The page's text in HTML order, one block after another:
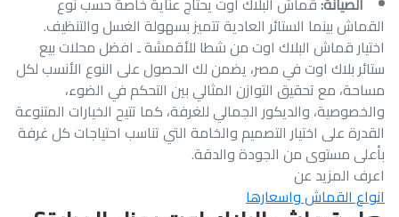
القماش بينما الستائر العادية تتميز بسهولة الغسل والتنظيف.
اختيار قماش البلاك اوت من شطا للأقمشة ـ افضل محلات بيع
ستائر بلاك اوت في مصر، يضمن لك الحصول على النوع الأنسب لكل
مساحة، مع تحقيق التوازن المثالي بين التحكم في الضوء،
والخصوصية، والديكور الجمالي للغرفة، كما تتيح الخيارات المتنوعة
القدرة على اختيار التصميم والخامة التي تناسب احتياجات كل غرفة
بأعلى مستوى من الجودة والدقة.
اعرف المزيد عن
انواع القماش واسعارها